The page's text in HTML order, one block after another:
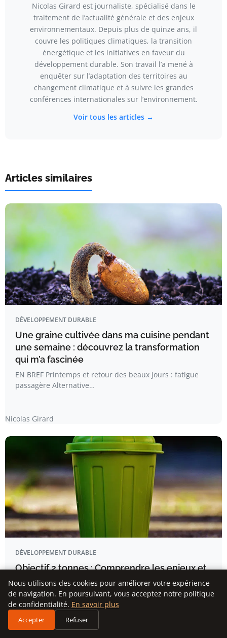
Nicolas Girard est journaliste, spécialisé dans le
traitement de l’actualité générale et des enjeux
environnementaux. Depuis plus de quinze ans, il
couvre les politiques climatiques, la transition
énergétique et les initiatives en faveur du
développement durable. Son travail l’a mené à
enquêter sur l’adaptation des territoires au
changement climatique et à suivre les grandes
conférences internationales sur l’environnement.
Voir tous les articles →
Articles similaires
DÉVELOPPEMENT DURABLE
Une graine cultivée dans ma cuisine pendant
une semaine : découvrez la transformation
qui m’a fascinée
EN BREF Printemps et retour des beaux jours : fatigue
passagère Alternative…
Nicolas Girard
DÉVELOPPEMENT DURABLE
Objectif 2 tonnes : Comprendre les enjeux et
principes de la RSE
EN BREF Objectif 2 tonnes : Une initiative visant à réduire
l’empreinte carbone…
Nous utilisons des cookies pour améliorer votre expérience
de navigation. En poursuivant, vous acceptez notre politique
de confidentialité. En savoir plus
Accepter Refuser